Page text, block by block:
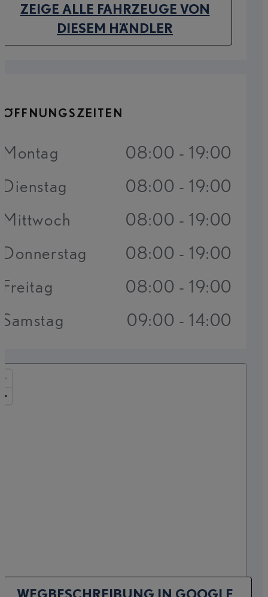
ZEIGE ALLE FAHRZEUGE VON
DIESEM HÄNDLER(OPENS IN NEW TAB)
ÖFFNUNGSZEITEN
Montag
08:00 - 19:00
Dienstag
08:00 - 19:00
Mittwoch
08:00 - 19:00
Donnerstag
08:00 - 19:00
Freitag
08:00 - 19:00
Samstag
09:00 - 14:00